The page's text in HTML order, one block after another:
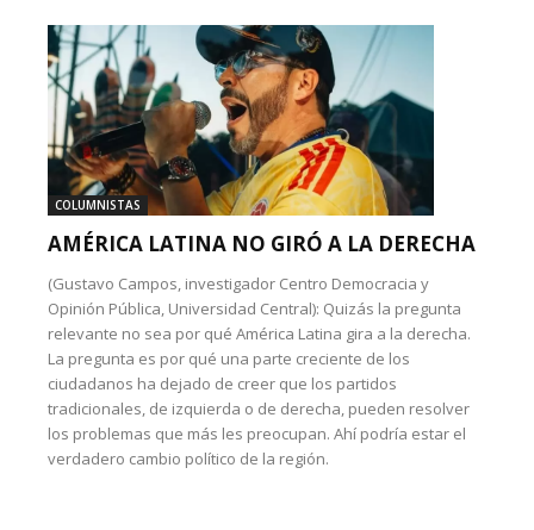
COLUMNISTAS
AMÉRICA LATINA NO GIRÓ A LA DERECHA
(Gustavo Campos, investigador Centro Democracia y
Opinión Pública, Universidad Central): Quizás la pregunta
relevante no sea por qué América Latina gira a la derecha.
La pregunta es por qué una parte creciente de los
ciudadanos ha dejado de creer que los partidos
tradicionales, de izquierda o de derecha, pueden resolver
los problemas que más les preocupan. Ahí podría estar el
verdadero cambio político de la región.